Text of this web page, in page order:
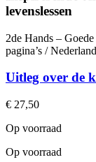
levenslessen
2de Hands –
pagina’s /
Uitleg over de
€ 27,50
Op voorraad
Op voorraad